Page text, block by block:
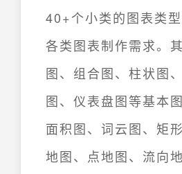
40+个小类的图表类
各类图表制作需求。
图、组合图、柱状图
图、仪表盘图等基本
面积图、词云图、矩
地图、点地图、流向